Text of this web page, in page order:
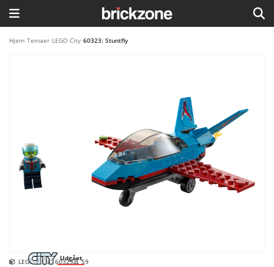
HJEM
Hjem Temaer LEGO City 60323: Stuntfly
Udgået
LEGO City 60323 59